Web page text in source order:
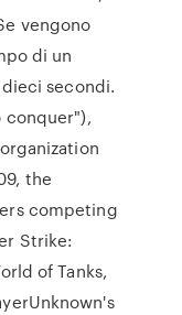
vengono
di un
secondi.
conquer"),
the
competing
Strike:
of Tanks,